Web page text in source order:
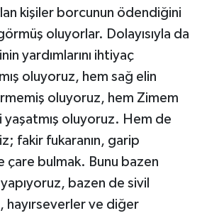
kişiler borcunun ödendiğini
oluyorlar. Dolayısıyla da
yardımlarını ihtiyaç
oluyoruz, hem sağ elin
oluyoruz, hem Zimem
oluyoruz. Hem de
fakir fukaranın, garip
çare bulmak. Bunu bazen
bazen de sivil
hayırseverler ve diğer